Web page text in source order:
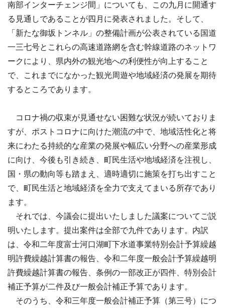
南部インターチェンジ間」についても、この九月に開通す
る見通しであることが四月に発表されました。そして、
「新たな御坂トンネル」の整備計画が公表されている国道
一三七号とこれらの高速道路網を含む幹線道路のネットワ
ークにより、県内外の観光地への利便性が向上すること
で、これまでになかった観光周遊や地域経済の発展を期待
するところであります。
コロナ禍の収束が見通せない困難な状況が続いておりま
すが、ポストコロナに向けた潮流の中で、地域活性化と将
来にわたる持続的な産業の発展や幅広い分野への産業形成
に向け、今後も引き続き、町民生活や地域経済を注視し、
国・県の動向等も踏まえ、適時適切に施策を打ち出すこと
で、町民生活と地域経済を全力で支えてまいる所存であり
ます。
それでは、今議会に提出いたしました議案についてご説
明いたします。提出案件は全部で九件であります。内訳
は、令和二年度富士河口湖町下水道事業特別会計予算繰越
明許費繰越計算書の報告、令和二年度一般会計予算繰越明
許費繰越計算書の報告、条例の一部改正が四件、特別会計
補正予算が二件及び一般会計補正予算であります。
そのうち、令和三年度一般会計補正予算（第三号）につ